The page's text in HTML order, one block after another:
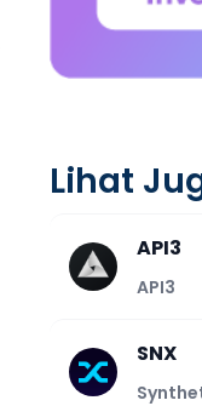
Lihat
API3
API3
SNX